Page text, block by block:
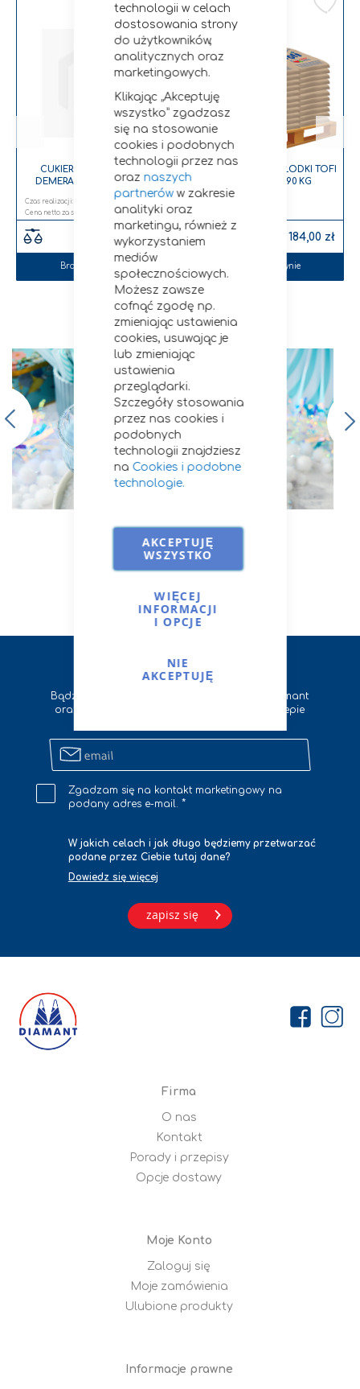
technologii w celach
dostosowania strony
do użytkowników,
analitycznych oraz
marketingowych.
Klikając „Akceptuję
wszystko” zgadzasz
się na stosowanie
cookies i podobnych
technologii przez nas
oraz naszych
partneróww zakresie
analityki oraz
marketingu, również z
wykorzystaniem
mediów
społecznościowych.
Możesz zawsze
cofnąć zgodę np.
zmieniając ustawienia
cookies, usuwając je
lub zmieniając
ustawienia
przeglądarki.
Szczegóły stosowania
przez nas cookies i
podobnych
technologii znajdziesz
na Cookies i podobne
technologie.
AKCEPTUJĘ
WSZYSTKO
WIĘCEJ
INFORMACJI
I OPCJE
NIE
AKCEPTUJĘ
CUKIER TRZCINOWY DRY
DEMERARA DROBNY 25 KG
PALETA 1000 KG
4 492,80 zł
Czas realizacji:
Brak w magazynie
MELASOWANE WYSŁODKI TOFI
30 KG PALETA 990 KG
1 184,00 zł
Brak w magazynie
Przepisy i porady
Cukier trzcinowy | Arctic Splash
zobacz wszystkie
Zapisz się na newsletter
Bądź na bieżąco z wszystkimi nowościami Diamant
oraz otrzymuj zniżki na zakupy w naszym sklepie
Zapisz
się
newsletter
Zgadzam się na kontakt marketingowy na
podany adres e-mail.
W jakich celach i jak długo będziemy przetwarzać
podane przez Ciebie tutaj dane?
Dowiedz się więcej
zapisz się
Firma
O nas
Kontakt
Porady i przepisy
Opcje dostawy
Moje Konto
Zaloguj się
Moje zamówienia
Ulubione produkty
Informacje prawne